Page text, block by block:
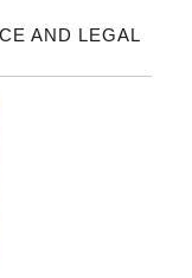
AND LEGAL